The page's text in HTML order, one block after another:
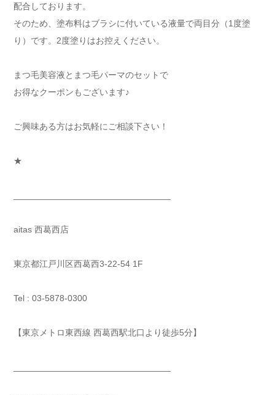
配合しております。
そのため、塗布料はブラシに付いている液量で両目分（1度塗
り）です。2度塗りはお控えください。
まつ毛美容液とまつ毛パーマのセットで
お得なクーポンもございます♪
ご興味ある方はお気軽にご相談下さい！
★
aitas 西葛西店
東京都江戸川区西葛西3-22-54 1F
Tel : 03-5878-0300
【東京メトロ東西線 西葛西駅北口より徒歩5分】